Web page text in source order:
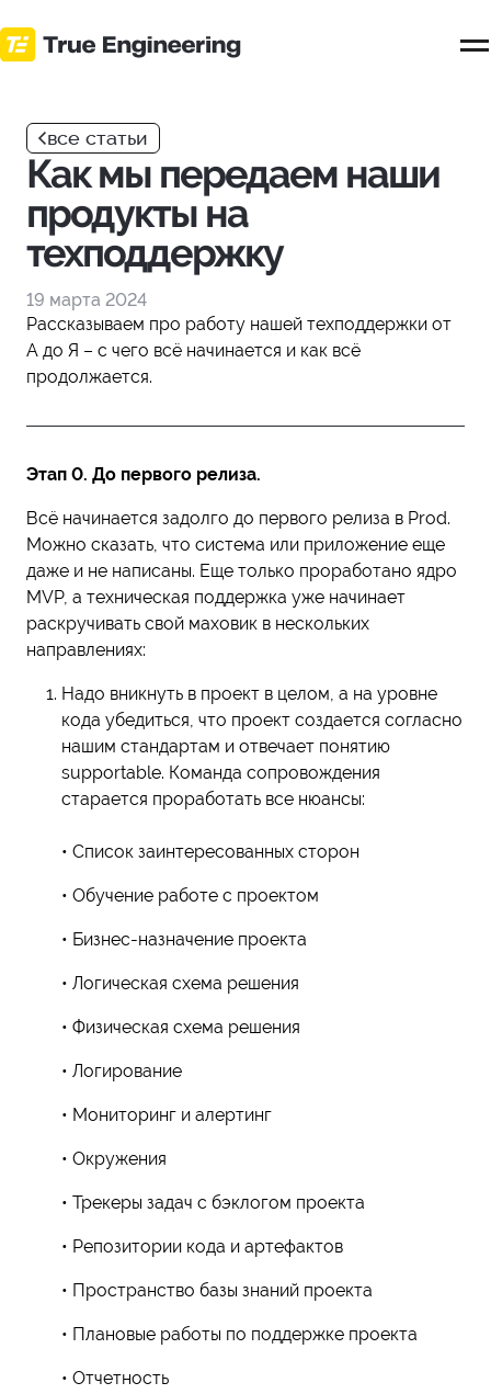
к
основному
все статьи
Как мы передаем наши
продукты на
техподдержку
19 марта 2024
Рассказываем про работу нашей техподдержки от
А до Я – с чего всё начинается и как всё
продолжается.
Этап 0. До первого релиза.
Всё начинается задолго до первого релиза в Prod.
Можно сказать, что система или приложение еще
даже и не написаны. Еще только проработано ядро
MVP, а техническая поддержка уже начинает
раскручивать свой маховик в нескольких
направлениях:
Надо вникнуть в проект в целом, а на уровне
кода убедиться, что проект создается согласно
нашим стандартам и отвечает понятию
supportable. Команда сопровождения
старается проработать все нюансы:
• Список заинтересованных сторон
• Обучение работе с проектом
• Бизнес-назначение проекта
• Логическая схема решения
• Физическая схема решения
• Логирование
• Мониторинг и алертинг
• Окружения
• Трекеры задач с бэклогом проекта
• Репозитории кода и артефактов
• Пространство базы знаний проекта
• Плановые работы по поддержке проекта
• Отчетность